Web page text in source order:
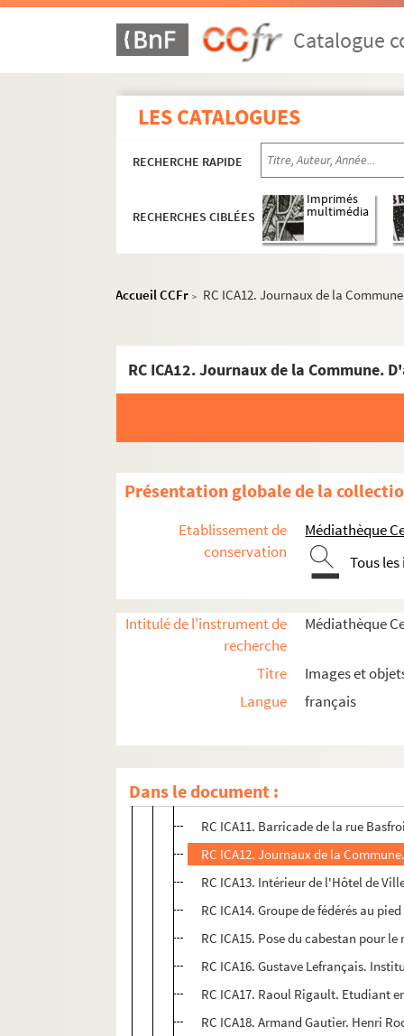
Catalogue
LES CATALOGUES
RECHERCHE RAPIDE
RECHERCHES CIBLÉES
Imprimés
multimédia
Accueil CCFr > RC ICA12. Journaux de la
RC ICA12. Journaux de la Commune.
Présentation globale de la
Etablissement de
conservation
Médiathèque
Tous
Intitulé de l'instrument de
recherche
Médiathèque
Titre
Images et
Langue
français
Dans le document :
Histoire politique et sociale
Exposition (17 Mars - 26 Mai 1935)
RC ICA2. Barricade à
RC ICA3. Barricade de la rue des
RC ICA4. Batterie de la Commune
RC ICA6. Parc d'artillerie des
RC ICA7. Campement de gardes
RC ICA8. Arnaud - Durbec.
RC ICA9. Barricade de la
RC ICA10. Barricade : rue
RC ICA11. Barricade de la rue
RC ICA12. Journaux de la
RC ICA13. Intérieur de l'Hôtel de
RC ICA14. Groupe de fédérés au
RC ICA15. Pose du cabestan pour
RC ICA16. Gustave Lefrançais.
RC ICA17. Raoul Rigault. Etudiant
RC ICA18. Armand Gautier. Henri